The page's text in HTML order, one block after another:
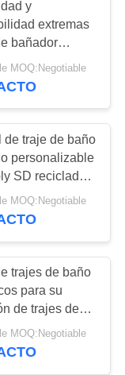
105
y
extremas
bañador
MOQ:Negotiable
de traje de baño
personalizable
SD reciclado
SD 22%
para traje de
MOQ:Negotiable
trajes de baño
para su
de trajes de
MOQ:Negotiable